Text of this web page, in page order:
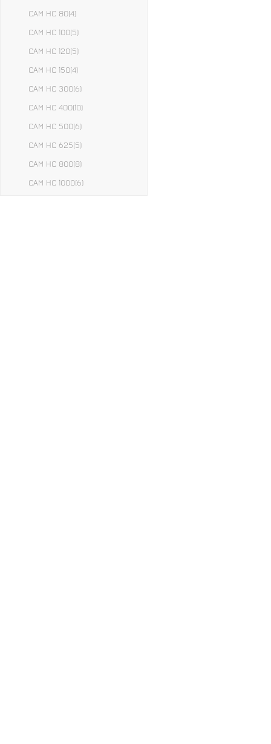
CAM HC 80(4)
CAM HC 100(5)
CAM HC 120(5)
CAM HC 150(4)
CAM HC 300(6)
CAM HC 400(10)
CAM HC 500(6)
CAM HC 625 (5)
CAM HC 800(8)
CAM HC 1000(6)